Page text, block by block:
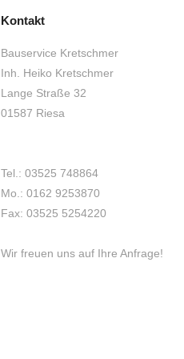
Kontakt
Bauservice Kretschmer
Inh. Heiko Kretschmer
Lange Straße 32
01587 Riesa
Tel.: 03525 748864
Mo.: 0162 9253870
Fax: 03525 5254220
Wir freuen uns auf Ihre Anfrage!